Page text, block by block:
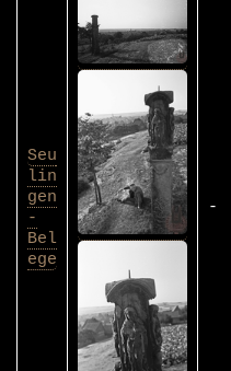
Seu
lin
gen
-
Bel
ege
-